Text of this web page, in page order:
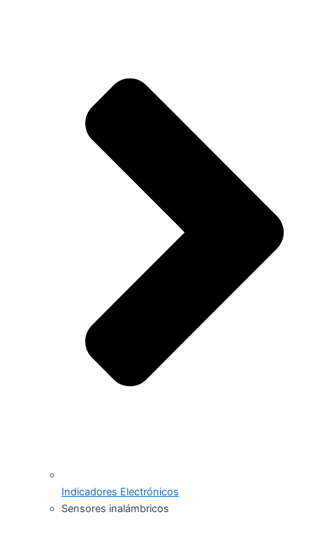
Indicadores Electrónicos
Sensores inalámbricos